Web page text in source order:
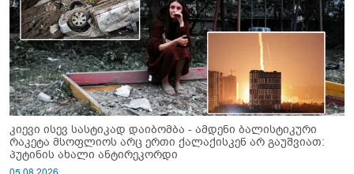
კიევი ისევ სასტიკად დაიბომბა - ამდენი ბალისტიკური
რაკეტა მსოფლიოს არც ერთი ქალაქისკენ არ გაუშვიათ:
პუტინის ახალი ანტირეკორდი